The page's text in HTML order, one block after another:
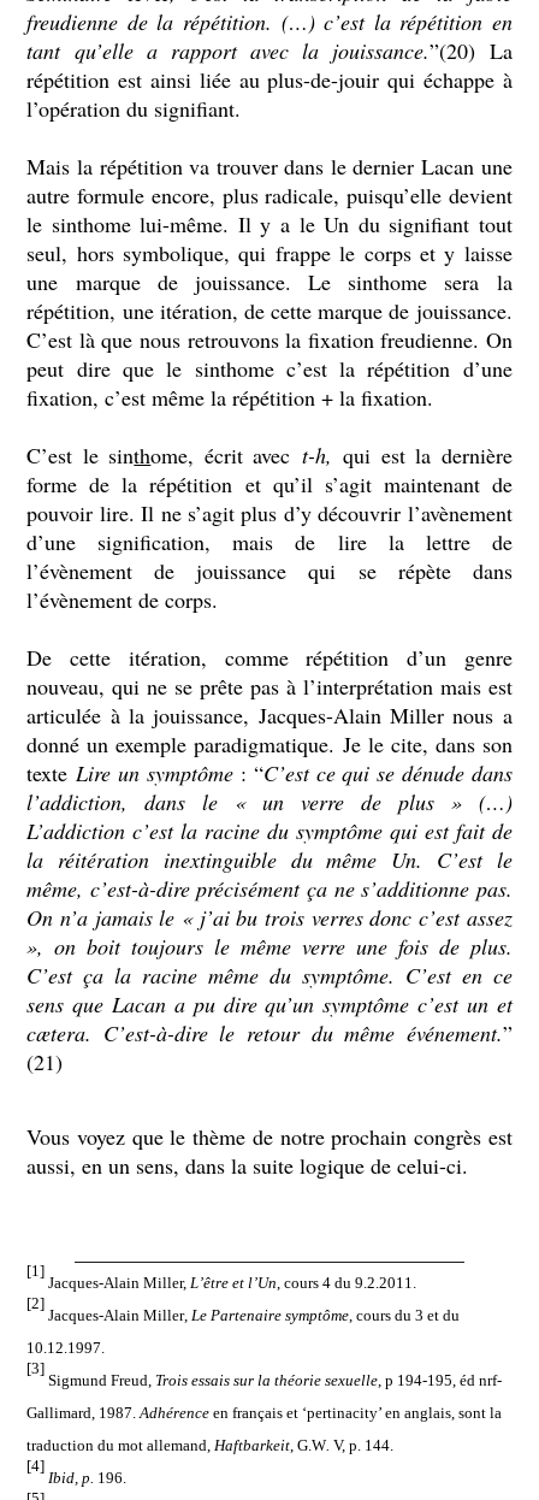
freudienne de la répétition. (…) c’est la répétition en
tant qu’elle a rapport avec la jouissance.”(20) La
répétition est ainsi liée au plus-de-jouir qui échappe à
l’opération du signifiant.
Mais la répétition va trouver dans le dernier Lacan une
autre formule encore, plus radicale, puisqu’elle devient
le sinthome lui-même. Il y a le Un du signifiant tout
seul, hors symbolique, qui frappe le corps et y laisse
une marque de jouissance. Le sinthome sera la
répétition, une itération, de cette marque de jouissance.
C’est là que nous retrouvons la fixation freudienne. On
peut dire que le sinthome c’est la répétition d’une
fixation, c’est même la répétition + la fixation.
C’est le sinthome, écrit avec t-h, qui est la dernière
forme de la répétition et qu’il s’agit maintenant de
pouvoir lire. Il ne s’agit plus d’y découvrir l’avènement
d’une signification, mais de lire la lettre de
l’évènement de jouissance qui se répète dans
l’évènement de corps.
De cette itération, comme répétition d’un genre
nouveau, qui ne se prête pas à l’interprétation mais est
articulée à la jouissance, Jacques-Alain Miller nous a
donné un exemple paradigmatique. Je le cite, dans son
texteLire un symptôme: “C’est ce qui se dénude dans
l’addiction, dans le « un verre de plus » (…)
L’addiction c’est la racine du symptôme qui est fait de
la réitération inextinguible du même Un. C’est le
même, c’est-à-dire précisément ça ne s’additionne pas.
On n’a jamais le « j’ai bu trois verres donc c’est assez
», on boit toujours le même verre une fois de plus.
C’est ça la racine même du symptôme. C’est en ce
sens que Lacan a pu dire qu’un symptôme c’est un et
cætera. C’est-à-dire le retour du même événement.”
(21)
Vous voyez que le thème de notre prochain congrès est
aussi, en un sens, dans la suite logique de celui-ci.
[1]
Jacques-Alain Miller,L’être et l’Un, cours 4 du 9.2.2011.
[2]
Jacques-Alain Miller,Le Partenaire symptôme, cours du 3 et du
10.12.1997.
[3]
Sigmund Freud, Trois essais sur la théorie sexuelle, p 194-195, éd nrf-
Gallimard, 1987.Adhérence en français et ‘pertinacity’ en anglais, sont la
traduction du mot allemand,Haftbarkeit, G.W.V, p. 144.
[4]
Ibid, p. 196.